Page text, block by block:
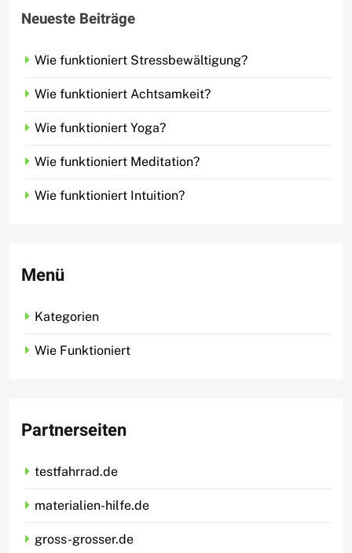
Neueste Beiträge
Wie funktioniert Stressbewältigung?
Wie funktioniert Achtsamkeit?
Wie funktioniert Yoga?
Wie funktioniert Meditation?
Wie funktioniert Intuition?
Menü
Kategorien
Wie Funktioniert
Partnerseiten
testfahrrad.de
materialien-hilfe.de
gross-grosser.de